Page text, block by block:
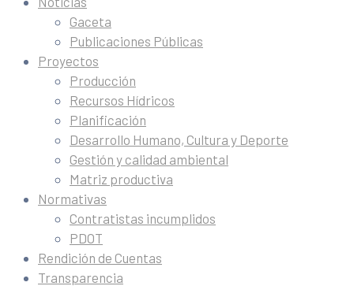
Gaceta
Publicaciones Públicas
Proyectos
Producción
Recursos Hídricos
Planificación
Desarrollo Humano, Cultura y Deporte
Gestión y calidad ambiental
Matriz productiva
Normativas
Contratistas incumplidos
PDOT
Rendición de Cuentas
Transparencia